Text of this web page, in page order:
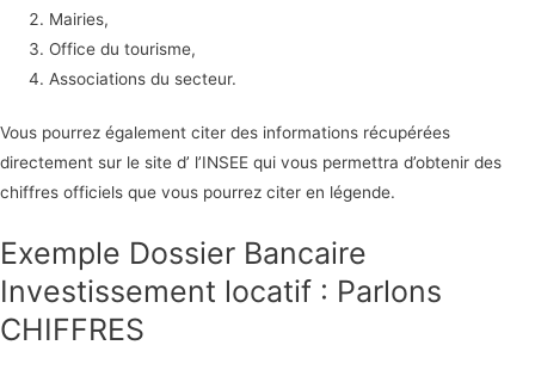
Mairies,
Office du tourisme,
Associations du secteur.
Vous pourrez également citer des informations récupérées
directement sur le site d’ l’INSEE qui vous permettra d’obtenir des
chiffres officiels que vous pourrez citer en légende.
Exemple Dossier Bancaire
Investissement locatif : Parlons
CHIFFRES